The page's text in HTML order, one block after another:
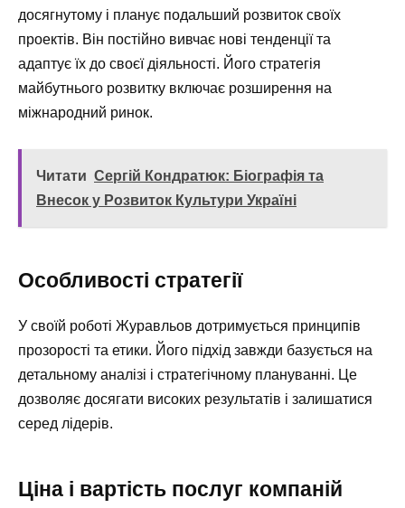
досягнутому і планує подальший розвиток своїх
проектів. Він постійно вивчає нові тенденції та
адаптує їх до своєї діяльності. Його стратегія
майбутнього розвитку включає розширення на
міжнародний ринок.
Читати Сергій Кондратюк: Біографія та
Внесок у Розвиток Культури Україні
Особливості стратегії
У своїй роботі Журавльов дотримується принципів
прозорості та етики. Його підхід завжди базується на
детальному аналізі і стратегічному плануванні. Це
дозволяє досягати високих результатів і залишатися
серед лідерів.
Ціна і вартість послуг компаній